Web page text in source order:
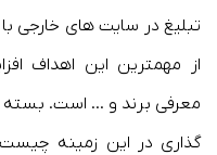
تبلیغ در سایت های خارجی
از مهمترین این اهداف
معرفی برند و … است. بسته
گذاری در این زمینه